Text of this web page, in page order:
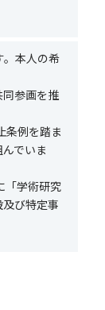
。本人の希
参画を推
条例を踏ま
でいま
「学術研究
び特定事